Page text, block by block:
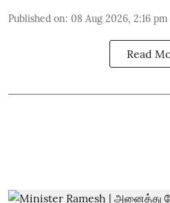
Published on: 08 Aug 2026, 2:16 pm
Read